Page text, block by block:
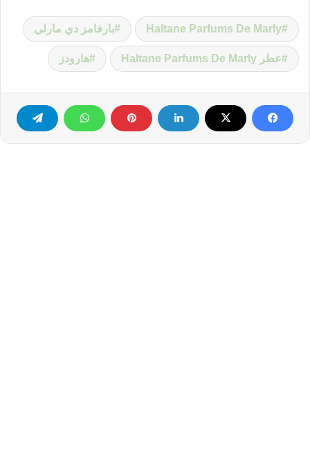
Haltane Parfums De Marly بارفامز دي مارلي
عطر Haltane Parfums De Marly هارودز